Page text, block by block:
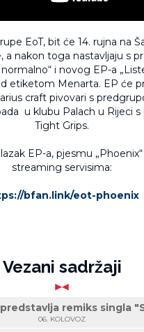
EoT, bit će 14. rujna na
a nakon toga nastavljaju s
i novog EP-a
etiketom Menarta. EP će
craft pivovari s
u klubu Palach u Rijeci
Tight Grips.
EP-a, pjesmu
streaming servisima:
bfan.link/eot-phoenix
Vezani sadržaji
remiks singla
06. KOLOVOZ